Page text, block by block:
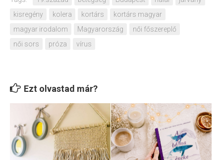
kisregény
kolera kortárs
kortárs magyar
magyar irodalom
Magyarország
női főszereplő
női sors
próza vírus
Ezt olvastad már?